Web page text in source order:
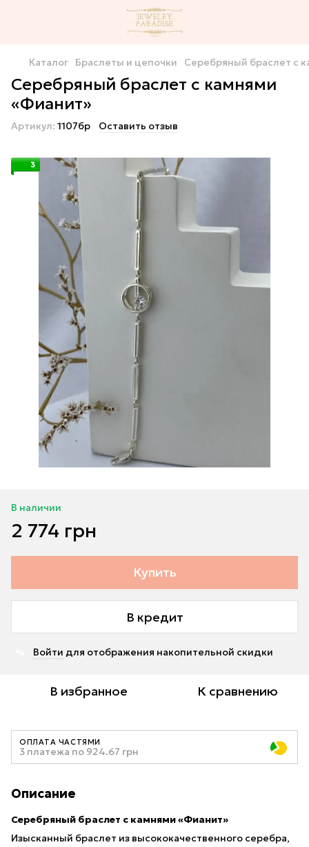
Каталог Браслеты и цепочки Серебряный браслет с
Серебряный браслет с камнями
«Фианит»
Артикул: 1107бр Оставить отзыв
3
В наличии
2 774 грн
Купить
В кредит
Войти для отображения накопительной скидки
В избранное К сравнению
ОПЛАТА ЧАСТЯМИ
3 платежа по 924.67 грн
Описание
Серебряный браслет с камнями «Фианит»
Изысканный браслет из высококачественного серебра,